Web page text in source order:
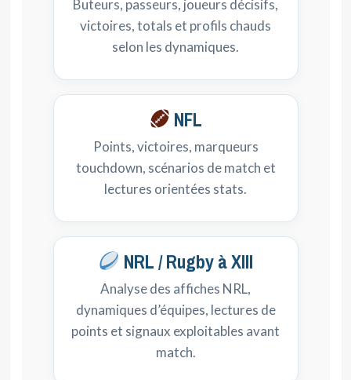
Buteurs, passeurs, joueurs décisifs,
victoires, totals et profils chauds
selon les dynamiques.
NFL
Points, victoires, marqueurs
touchdown, scénarios de match et
lectures orientées stats.
NRL / Rugby à XIII
Analyse des affiches NRL,
dynamiques d’équipes, lectures de
points et signaux exploitables avant
match.